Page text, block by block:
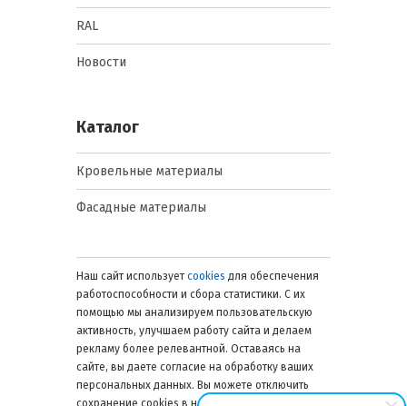
RAL
Новости
Каталог
Кровельные материалы
Фасадные материалы
Наш сайт использует cookies для обеспечения
работоспособности и сбора статистики. С их
помощью мы анализируем пользовательскую
активность, улучшаем работу сайта и делаем
рекламу более релевантной. Оставаясь на
сайте, вы даете согласие на обработку ваших
персональных данных. Вы можете отключить
сохранение cookies в настройках браузера в